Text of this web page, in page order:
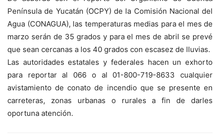
Península de Yucatán (OCPY) de la Comisión Nacional del
Agua (CONAGUA), las temperaturas medias para el mes de
marzo serán de 35 grados y para el mes de abril se prevé
que sean cercanas a los 40 grados con escasez de lluvias.
Las autoridades estatales y federales hacen un exhorto
para reportar al 066 o al 01-800-719-8633 cualquier
avistamiento de conato de incendio que se presente en
carreteras, zonas urbanas o rurales a fin de darles
oportuna atención.